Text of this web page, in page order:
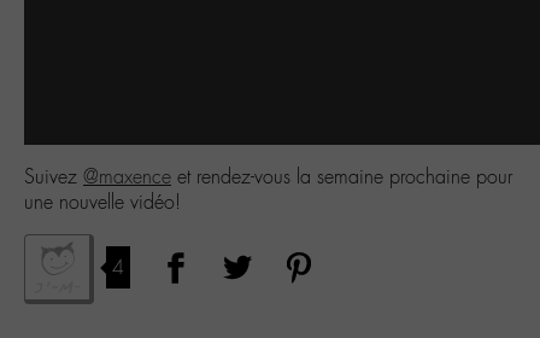
Suivez @maxence et rendez-vous la semaine prochaine pour
une nouvelle vidéo!
4